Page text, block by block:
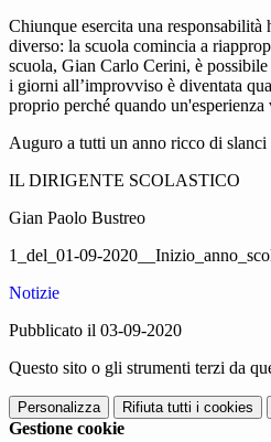
Chiunque esercita una
diverso: la scuola comincia a
scuola, Gian Carlo Cerini, è
i giorni all’improvviso è diventata
proprio perché quando
Auguro a tutti un anno ricco di
IL DIRIGENTE SCOLASTICO
Gian Paolo Bustreo
1_del_01-09-
Notizie
Pubblicato il 03-09-2020
Questo sito o gli strumenti terzi da
Personalizza Rifiuta tutti i cookies
Gestione cookie